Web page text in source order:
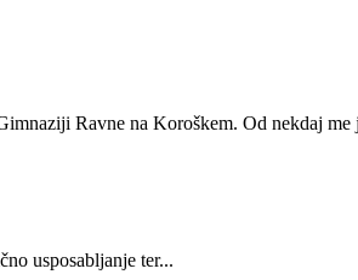
Ravne na Koroškem. Od nekdaj me
usposabljanje ter...